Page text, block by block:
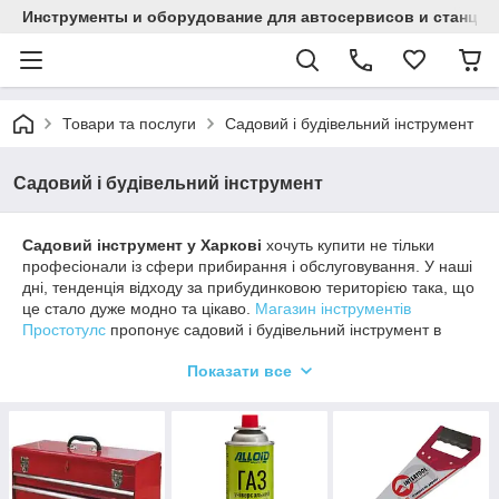
Инструменты и оборудование для автосервисов и
Товари та послуги Садовий і будівельний інструмент
Садовий і будівельний інструмент
Садовий інструмент у Харкові хочуть купити не тільки
професіонали із сфери прибирання і обслуговування. У наші
дні, тенденція відходу за прибудинковою територією така, що
це стало дуже модно та цікаво. Магазин інструментів
Простотулс пропонує садовий і будівельний інструмент в
провідними виробниками садового інструменту і пропонуємо
Які садові інструменти купити в Харкові
простіше всього?
Найпоширенішими садовими інструментами завжди
Показати все